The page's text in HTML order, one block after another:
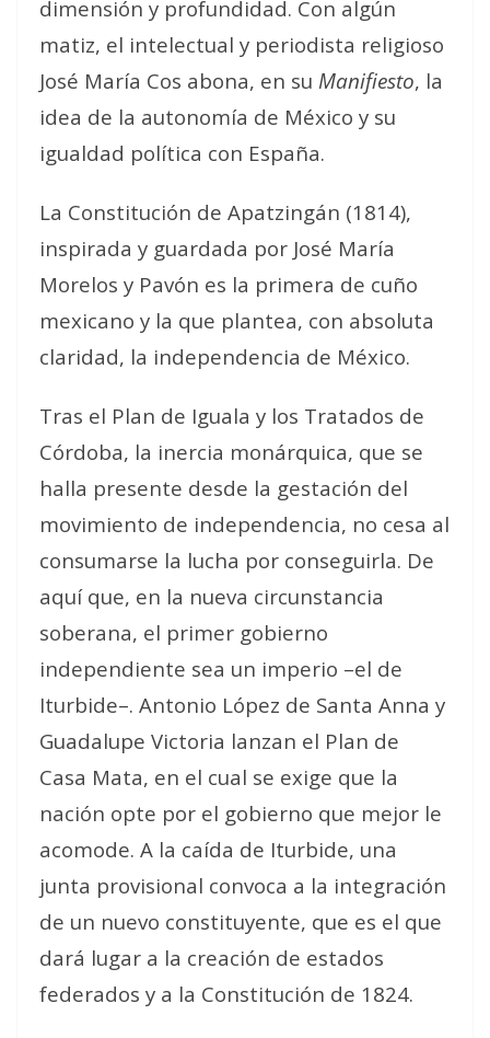
dimensión y profundidad. Con algún
matiz, el intelectual y periodista religioso
José María Cos abona, en su Manifiesto, la
idea de la autonomía de México y su
igualdad política con España.
La Constitución de Apatzingán (1814),
inspirada y guardada por José María
Morelos y Pavón es la primera de cuño
mexicano y la que plantea, con absoluta
claridad, la independencia de México.
Tras el Plan de Iguala y los Tratados de
Córdoba, la inercia monárquica, que se
halla presente desde la gestación del
movimiento de independencia, no cesa al
consumarse la lucha por conseguirla. De
aquí que, en la nueva circunstancia
soberana, el primer gobierno
independiente sea un imperio –el de
Iturbide–. Antonio López de Santa Anna y
Guadalupe Victoria lanzan el Plan de
Casa Mata, en el cual se exige que la
nación opte por el gobierno que mejor le
acomode. A la caída de Iturbide, una
junta provisional convoca a la integración
de un nuevo constituyente, que es el que
dará lugar a la creación de estados
federados y a la Constitución de 1824.